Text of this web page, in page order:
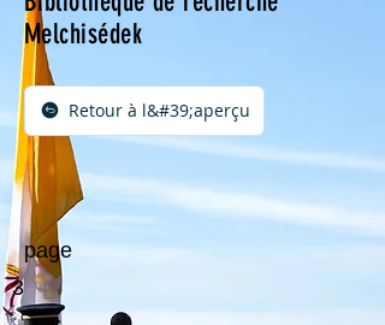
Melchisédek
Retour à l&#39;aperçu
page
3